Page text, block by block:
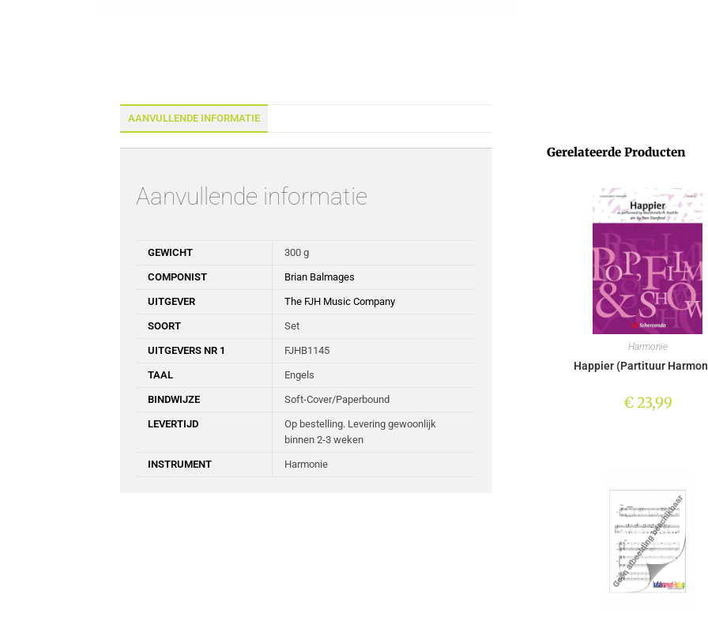
AANVULLENDE INFORMATIE
Aanvullende informatie
GEWICHT 300 g
COMPONIST Brian Balmages
UITGEVER The FJH Music Company
SOORT Set
UITGEVERS NR 1 FJHB1145
TAAL Engels
BINDWIJZE Soft-Cover/Paperbound
LEVERTIJD
Op bestelling. Levering gewoonlijk
binnen 2-3 weken
INSTRUMENT Harmonie
Gerelateerde Producten
Harmonie
Happier (Partituur
€23,99